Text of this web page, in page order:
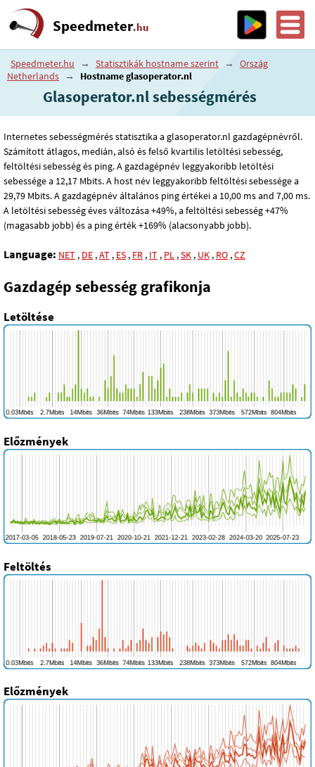
Speedmeter.hu
Speedmeter.hu → Statisztikák hostname szerint →
Ország
Netherlands → Hostname glasoperator.nl
Glasoperator.nl sebességmérés
Internetes sebességmérés statisztika a glasoperator.nl gazdagépnévről.
Számított átlagos, medián, alsó és felső kvartilis letöltési sebesség,
feltöltési sebesség és ping. A gazdagépnév leggyakoribb letöltési
sebessége a 12,17 Mbits. A host név leggyakoribb feltöltési sebessége a
29,79 Mbits. A gazdagépnév általános ping értékei a 10,00 ms and 7,00 ms.
A letöltési sebesség éves változása +49%, a feltöltési sebesség +47%
(magasabb jobb) és a ping érték +169% (alacsonyabb jobb).
Language: NET , DE ,AT , ES , FR , IT , PL ,SK , UK , RO ,CZ
Gazdagép sebesség grafikonja
Letöltése
Előzmények
Feltöltés
Előzmények